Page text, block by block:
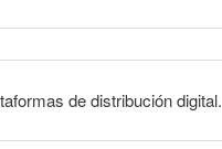
de distribución digital.